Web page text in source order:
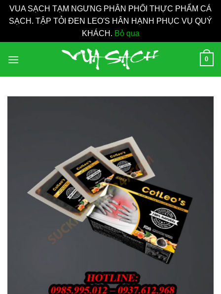
VUA SẠCH TẠM NGƯNG PHÂN PHỐI THỰC PHẨM CÁ
SẠCH. TẬP TỎI ĐEN LEO'S HÂN HẠNH PHỤC VỤ QUÝ
KHÁCH. Bỏ qua
qua
0